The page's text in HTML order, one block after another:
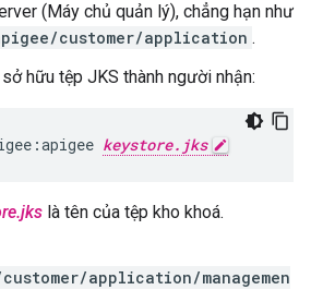
(Máy chủ quản lý), chẳng hạn như
customer/application .
hữu tệp JKS thành người nhận:
keystore.jks
là tên của tệp kho khoá.
application/managemen